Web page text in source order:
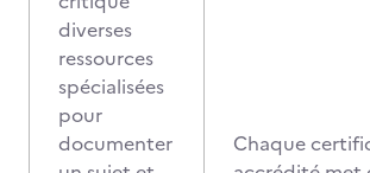
diverses
ressources
spécialisées
pour
documenter
Chaque